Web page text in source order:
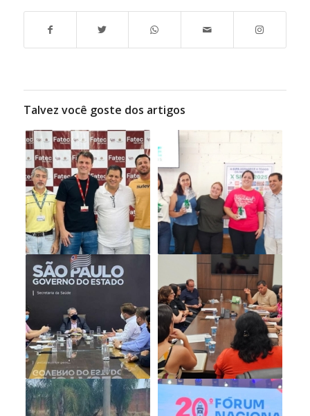
Talvez você goste dos artigos